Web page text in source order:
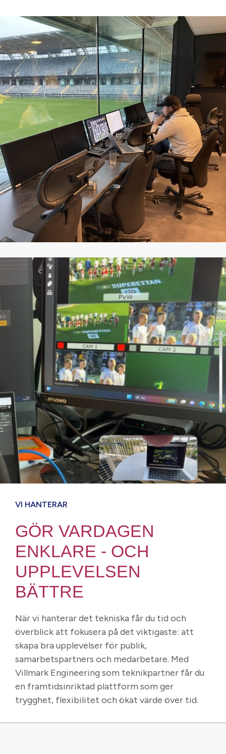
VI HANTERAR
GÖR VARDAGEN
ENKLARE - OCH
UPPLEVELSEN
BÄTTRE
När vi hanterar det tekniska får du tid och
överblick att fokusera på det viktigaste: att
skapa bra upplevelser för publik,
samarbetspartners och medarbetare. Med
Villmark Engineering som teknikpartner får du
en framtidsinriktad plattform som ger
trygghet, flexibilitet och ökat värde över tid.